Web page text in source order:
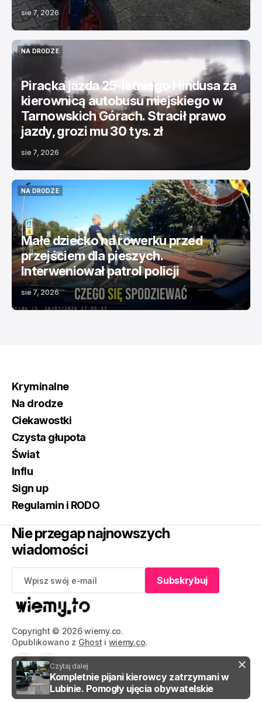
Czytaj dalej
Kompletnie pijani kierowcy zatrzymani w
Lubinie. Pomogły ujęcia obywatelskie
sie 7, 2026
NA DRODZE
Piracka jazda 25-letniego Hindusa za
kierownicą autobusu miejskiego w
Tarnowskich Górach. Stracił prawo
jazdy, grozi mu 30 tys. zł
sie 7, 2026
NA DRODZE
NA DRODZE
Małe dziecko na rowerku przed
przejściem dla pieszych.
Interweniował patrol policji
sie 7, 2026
Copyright © 2026 wiemy.co.
Opublikowano z Ghost i wiemy.co.
Kryminalne
Na drodze
Ciekawostki
Czysta głupota
Świat
Influ
Sign up
Regulamin i RODO
Nie przegap najnowszych
wiadomości
Subskrybuj
Subskrybuj